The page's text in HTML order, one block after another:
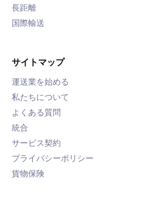
長距離
国際輸送
サイトマップ
運送業を始める
私たちについて
よくある質問
統合
サービス契約
プライバシーポリシー
貨物保険